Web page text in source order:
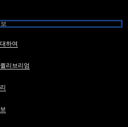
하여
리브리엄